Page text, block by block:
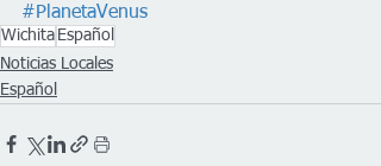
#PlanetaVenus
Wichita Español
Noticias Locales
Español